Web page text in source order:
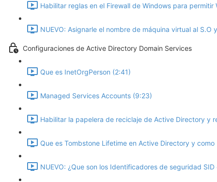
Habilitar reglas en el Firewall de Windows para permitir
NUEVO: Asignarle el nombre de máquina virtual al
Configuraciones de Active Directory Domain Services
Que es InetOrgPerson (2:41)
Managed Services Accounts (9:23)
Habilitar la papelera de reciclaje de Active Directory y
Que es Tombstone Lifetime en Active Directory y
NUEVO: ¿Que son los Identificadores de seguridad